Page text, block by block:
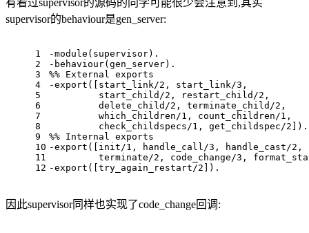
有看过supervisor的源码的同学可能很少会注意到,其实
supervisor的behaviour是gen_server:
1
2
3
4
5
6
7
8
9
10
11
12
-module(supervisor).
-behaviour(gen_server).
%% External exports
-export([start_link/2, start_link/3,
	 start_child/2, restart_child/2,
	 delete_child/2, terminate_child/2,
	 which_children/1, count_children/1,
	 check_childspecs/1, get_childspec/2]).
%% Internal exports
-export([init/1, handle_call/3, handle_cast/2,
terminate/2, code_change/3,
-export([try_again_restart/2]).
因此supervisor同样也实现了code_change回调: